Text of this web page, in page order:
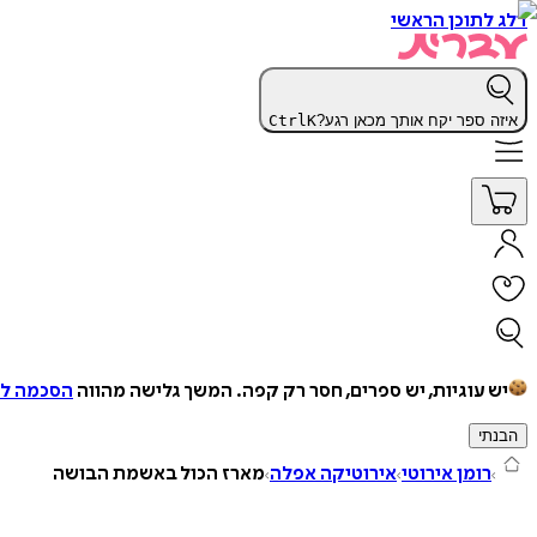
דלג לתוכן הראשי
איזה ספר יקח אותך מכאן רגע? CtrlK
יש עוגיות, יש ספרים, חסר רק קפה. המשך גלישה מהווה הסכמה
הבנתי
רומן אירוטי אירוטיקה אפלה מארז הכול באשמת הבושה